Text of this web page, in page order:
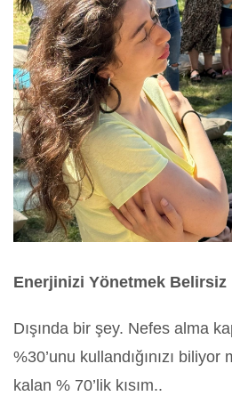
Enerjinizi Yönetmek Belirsiz
Dışında bir şey. Nefes alma
%30’unu kullandığınızı
kalan % 70’lik kısım..